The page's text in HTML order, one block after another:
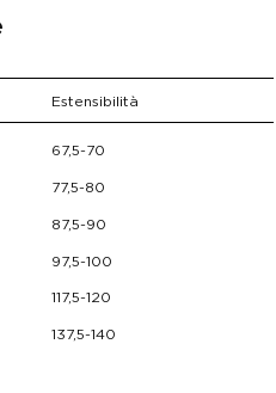
Estensibilità
67,5-70
77,5-80
87,5-90
97,5-100
117,5-120
137,5-140